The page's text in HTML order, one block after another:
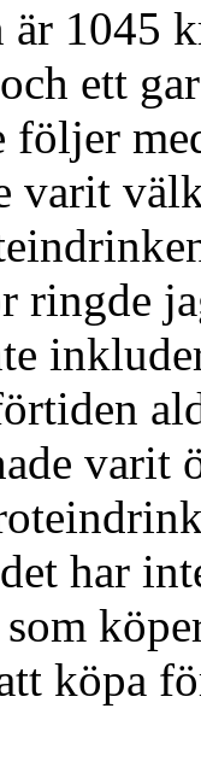
är 1045
ett
följer
ringde
varit
har
köpa